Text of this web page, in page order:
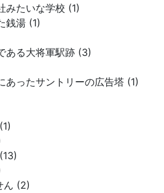
みたいな学校 (1)
銭湯 (1)
ある大将軍駅跡 (3)
あったサントリーの広告塔 (1)
ん (2)